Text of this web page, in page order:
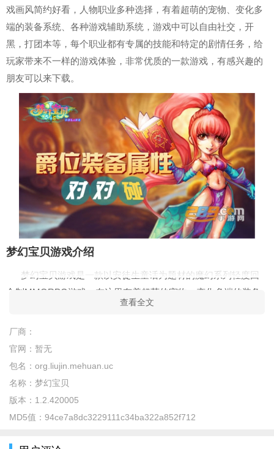
戏画风简约好看，人物职业多种选择，有着超萌的宠物、变化多
端的装备系统、各种游戏辅助系统，游戏中可以自由社交，开
黑，打团本等，每个职业都有专属的技能和特定的剧情任务，给
玩家带来不一样的游戏体验，非常优质的一款游戏，有感兴趣的
朋友可以来下载。
梦幻宝贝游戏介绍
梦幻宝贝游戏是一款以安徒生童话为题材的魔幻系列轻度回
合制MMORPG游戏，在这里有着超萌的宠物，变化多端的装备
系统，各种游戏辅助系统，包括交友，拜师，结婚等系统，让玩
家可以开展各种活动，打打副本，BOSS，抢装备让玩家更是热
血澎湃。
梦幻宝贝游戏特色
八大职业，百种战技，任意组合搭配；
野外遭遇，竞技称王，组团征战天下；
查看全文
厂商：
官网： 暂无
包名： org.liujin.mehuan.uc
名称： 梦幻宝贝
版本： 1.2.420005
MD5值： 94ce7a8dc3229111c34ba322a852f712